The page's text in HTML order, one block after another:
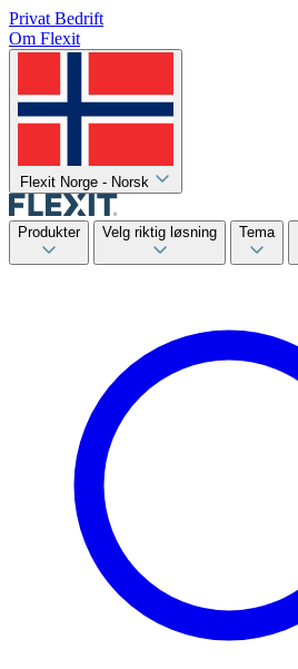
Privat Bedrift
Om Flexit
Flexit Norge - Norsk
Produkter Velg riktig løsning Tema